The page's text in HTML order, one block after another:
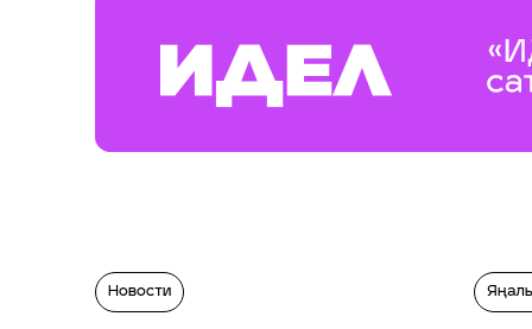
Новости